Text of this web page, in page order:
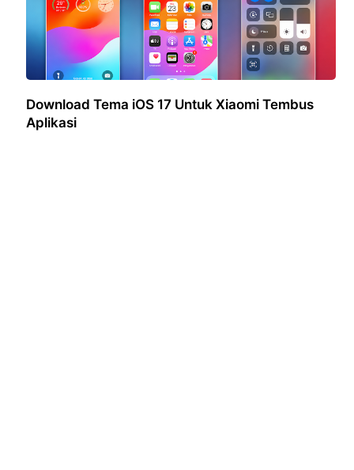
Download Tema iOS 17 Untuk Xiaomi Tembus
Aplikasi